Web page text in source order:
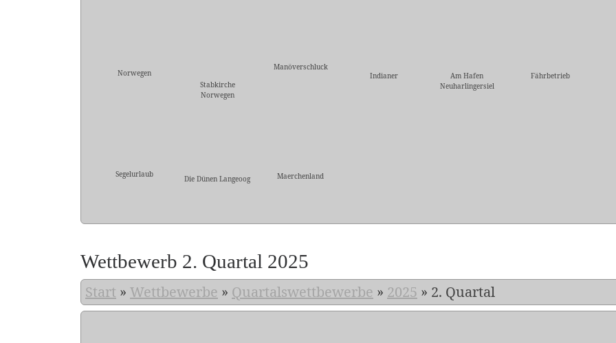
Norwegen
Stabkirche
Norwegen
Manöverschluck
Indianer
Am Hafen
Neuharlingersiel
Fährbetrieb
Segelurlaub Die Dünen Langeoog Maerchenland
Wettbewerb 2. Quartal 2025
Start » Wettbewerbe » Quartalswettbewerbe » 2025 » 2. Quartal